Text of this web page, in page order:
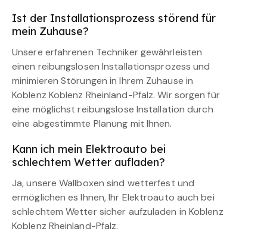
Ist der Installationsprozess störend für
mein Zuhause?
Unsere erfahrenen Techniker gewährleisten
einen reibungslosen Installationsprozess und
minimieren Störungen in Ihrem Zuhause in
Koblenz Koblenz Rheinland-Pfalz. Wir sorgen für
eine möglichst reibungslose Installation durch
eine abgestimmte Planung mit Ihnen.
Kann ich mein Elektroauto bei
schlechtem Wetter aufladen?
Ja, unsere Wallboxen sind wetterfest und
ermöglichen es Ihnen, Ihr Elektroauto auch bei
schlechtem Wetter sicher aufzuladen in Koblenz
Koblenz Rheinland-Pfalz.